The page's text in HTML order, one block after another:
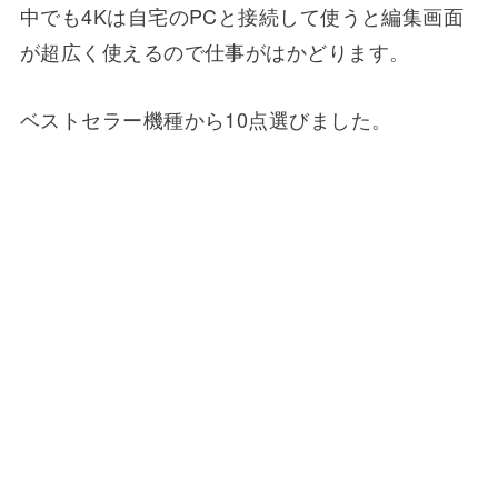
中でも4Kは自宅のPCと接続して使うと編集画面
が超広く使えるので仕事がはかどります。
ベストセラー機種から10点選びました。